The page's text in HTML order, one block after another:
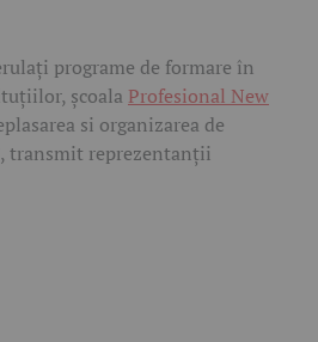
programe de formare în
şcoala Profesional New
si organizarea de
transmit reprezentanții